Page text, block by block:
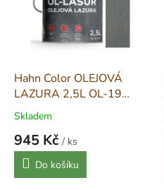
Hahn Color OLEJOVÁ
LAZURA 2,5L OL-19
Vodní šedá - Wassergrau
Skladem
945 Kč / ks
Měrná
cena: Do košíku